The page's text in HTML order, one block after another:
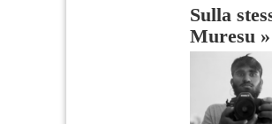
Sulla
Muresu »